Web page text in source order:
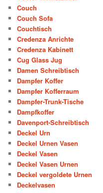
Couch
Couch Sofa
Couchtisch
Credenza Anrichte
Credenza Kabinett
Cug Glass Jug
Damen Schreibtisch
Dampfer Koffer
Dampfer Kofferraum
Dampfer-Trunk-Tische
Dampfkoffer
Davenport-Schreibtisch
Deckel Urn
Deckel Urnen Vasen
Deckel Vasen
Deckel Vasen Urnen
Deckel vergoldete Urnen
Deckelvasen